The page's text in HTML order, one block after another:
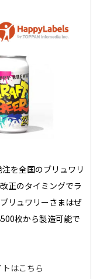
を全国のブリュワリ
正のタイミングでラ
リュワリーさまはぜ
枚から製造可能で
はこちら